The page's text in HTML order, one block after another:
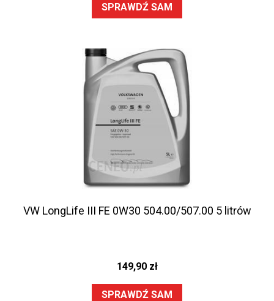
SPRAWDŹ SAM
VW LongLife III FE 0W30 504.00/507.00 5 litrów
149,90 zł
SPRAWDŹ SAM